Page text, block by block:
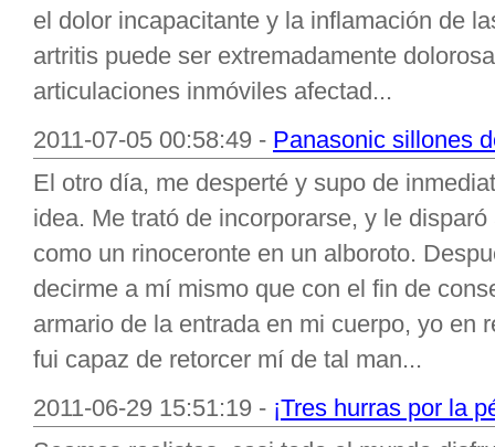
el dolor incapacitante y la inflamación de
artritis puede ser extremadamente
articulaciones inmóviles afectad...
2011-07-05 00:58:49 - Panasonic sillones
El otro día, me desperté y supo de
idea. Me trató de incorporarse, y le
como un rinoceronte en un alboroto.
decirme a mí mismo que con el fin de
armario de la entrada en mi cuerpo, yo en
fui capaz de retorcer mí de tal man...
2011-06-29 15:51:19 - ¡Tres hurras por la